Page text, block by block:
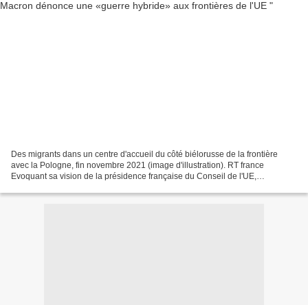
Des migrants dans un centre d'accueil du côté biélorusse de la frontière
avec la Pologne, fin novembre 2021 (image d'illustration). RT france
Evoquant sa vision de la présidence française du Conseil de l'UE,